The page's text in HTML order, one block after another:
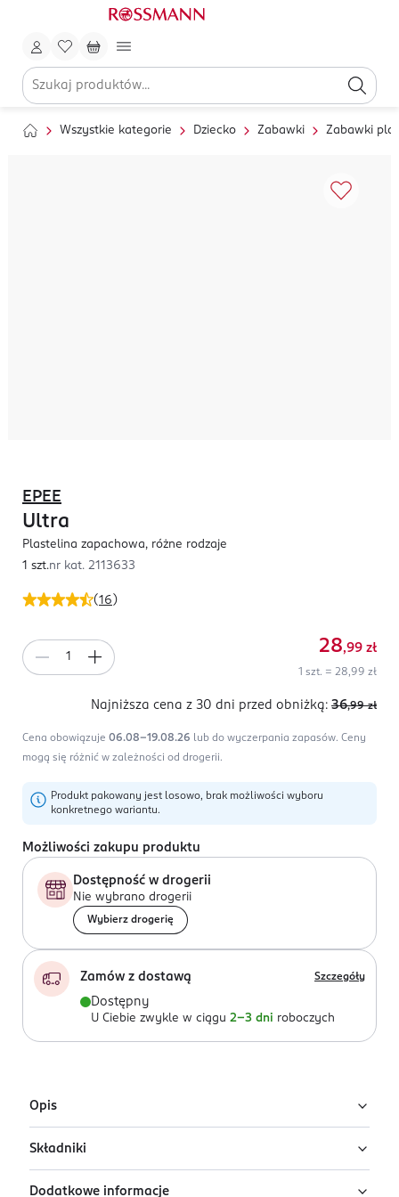
Wszystkie kategorie Dziecko Zabawki Zabawki
(16 )
EPEE
Ultra
Plastelina zapachowa, różne rodzaje
1 szt.nr kat. 2113633
28,99 zł
1 szt. = 28,99 zł
Najniższa cena z 30 dni przed obniżką: 36,99 zł
Cena obowiązuje 06.08-19.08.26 lub do wyczerpania zapasów. Ceny
mogą się różnić w zależności od drogerii.
Produkt pakowany jest losowo, brak możliwości wyboru
konkretnego wariantu.
Możliwości zakupu produktu
Dostępność w drogerii
Nie wybrano drogerii
Wybierz drogerię
Zamów z dostawą Szczegóły
Dostępny
U Ciebie zwykle w ciągu 2-3 dni roboczych
Opis
Uwaga: wysyłamy losowy wariant!
Produkt występuje w różnych wariantach i pakowany
Składniki
Dodatkowe informacje